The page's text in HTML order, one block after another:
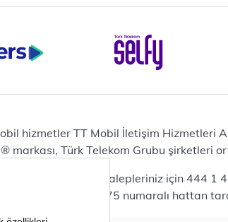
Casper Nirvana C370
Notebook
Ev Telefonu
Panasonic TGB610
Modem ve Wi-Fi
Zyxel DX3300 Wi-Fi 6
Premium VDSL Modem
hizmetler TT Mobil İletişim Hizmetleri
markası, Türk Telekom Grubu şirketleri
mobil bireysel talepleriniz için 444
için 444 0375 numaralı hattan